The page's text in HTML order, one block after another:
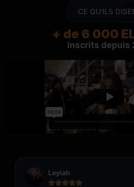
CE QU'ILS
inscrits depuis
+ de 6 000
Leyiah
